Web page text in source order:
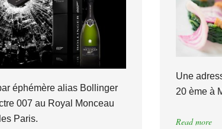
éphémère alias Bollinger
007 au Royal Monceau
Paris.
Une
20 ème à
Read more